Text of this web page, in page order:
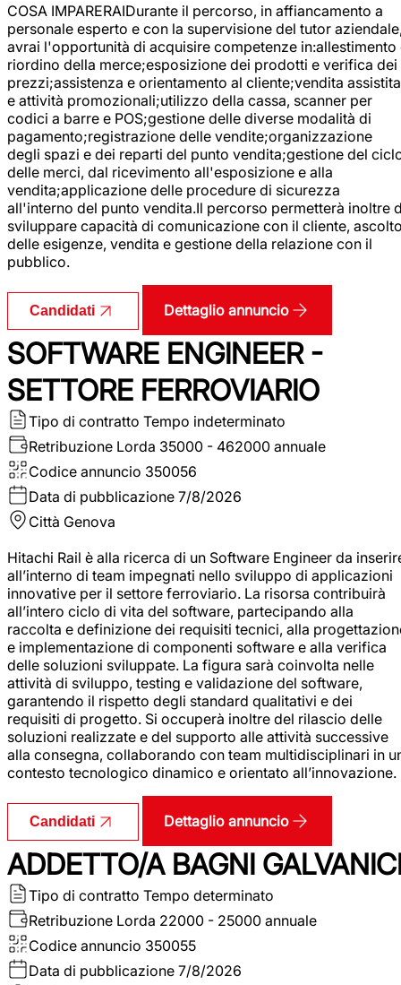
COSA IMPARERAIDurante il percorso, in affiancamento a
personale esperto e con la supervisione del tutor
avrai l'opportunità di acquisire competenze in:allestimento
riordino della merce;esposizione dei prodotti e verifica dei
prezzi;assistenza e orientamento al cliente;vendita assistita
e attività promozionali;utilizzo della cassa, scanner per
codici a barre e POS;gestione delle diverse modalità di
pagamento;registrazione delle vendite;organizzazione
degli spazi e dei reparti del punto vendita;gestione del
delle merci, dal ricevimento all'esposizione e alla
vendita;applicazione delle procedure di sicurezza
all'interno del punto vendita.Il percorso permetterà inoltre
sviluppare capacità di comunicazione con il cliente,
delle esigenze, vendita e gestione della relazione con il
pubblico.
Candidati Dettaglio annuncio
SOFTWARE ENGINEER -
SETTORE FERROVIARIO
Tipo di contratto Tempo indeterminato
Retribuzione Lorda 35000 - 462000 annuale
Codice annuncio 350056
Data di pubblicazione 7/8/2026
Città Genova
Hitachi Rail è alla ricerca di un Software Engineer da
all’interno di team impegnati nello sviluppo di applicazioni
innovative per il settore ferroviario. La risorsa contribuirà
all’intero ciclo di vita del software, partecipando alla
raccolta e definizione dei requisiti tecnici, alla
e implementazione di componenti software e alla verifica
delle soluzioni sviluppate. La figura sarà coinvolta nelle
attività di sviluppo, testing e validazione del software,
garantendo il rispetto degli standard qualitativi e dei
requisiti di progetto. Si occuperà inoltre del rilascio delle
soluzioni realizzate e del supporto alle attività successive
alla consegna, collaborando con team multidisciplinari in
contesto tecnologico dinamico e orientato all’innovazione.
Candidati Dettaglio annuncio
ADDETTO/A BAGNI
Tipo di contratto Tempo determinato
Retribuzione Lorda 22000 - 25000 annuale
Codice annuncio 350055
Data di pubblicazione 7/8/2026